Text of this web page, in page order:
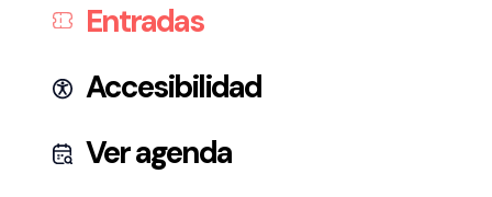
Entradas
Accesibilidad
Ver agenda